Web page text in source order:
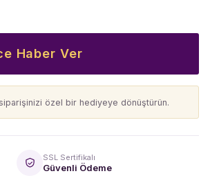
Haber Ver
özel bir hediyeye dönüştürün.
SSL Sertifikalı
Güvenli Ödeme